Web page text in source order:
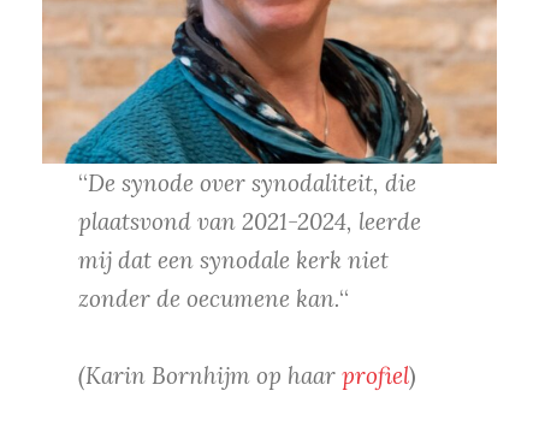
“De synode over synodaliteit, die
plaatsvond van 2021-2024, leerde
mij dat een synodale kerk niet
zonder de oecumene kan.“
(Karin Bornhijm op haarprofiel)